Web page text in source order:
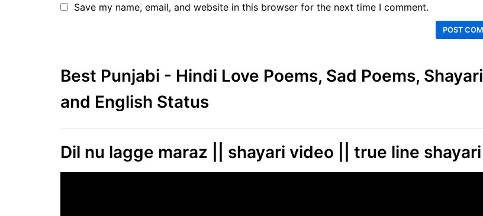
Save my name, email, and website in this browser for the next time I comment.
Best Punjabi - Hindi Love Poems, Sad Poems, Shayari
and English Status
Dil nu lagge maraz || shayari video || true line shayari